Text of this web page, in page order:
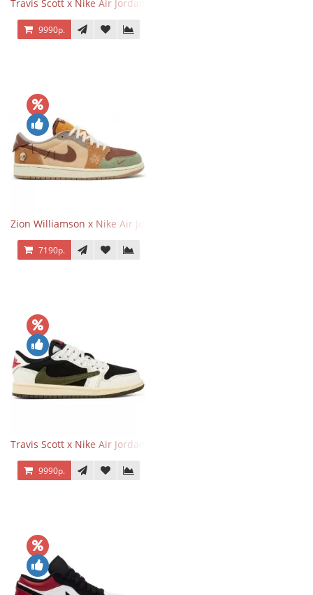
Travis Scott x Nike Air Jordan 1 Retro Low OG SP Black Phantom
9990р.
Zion Williamson x Nike Air Jordan 1 Retro Low OG Voodoo
7190р.
Travis Scott x Nike Air Jordan 1 Retro Low OG SP Olive
9990р.